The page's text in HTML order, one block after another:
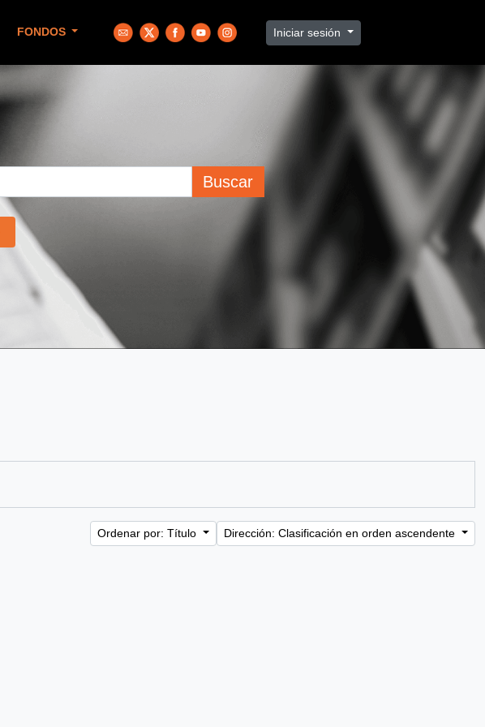
FONDOS Iniciar sesión
Buscar
Ordenar por: Título Dirección: Clasificación en orden ascendente